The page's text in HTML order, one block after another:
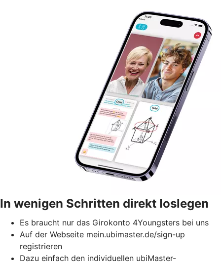
In wenigen Schritten direkt loslegen
Es braucht nur das Girokonto 4Youngsters bei uns
Auf der Webseite mein.ubimaster.de/sign-up
registrieren
Dazu einfach den individuellen ubiMaster-